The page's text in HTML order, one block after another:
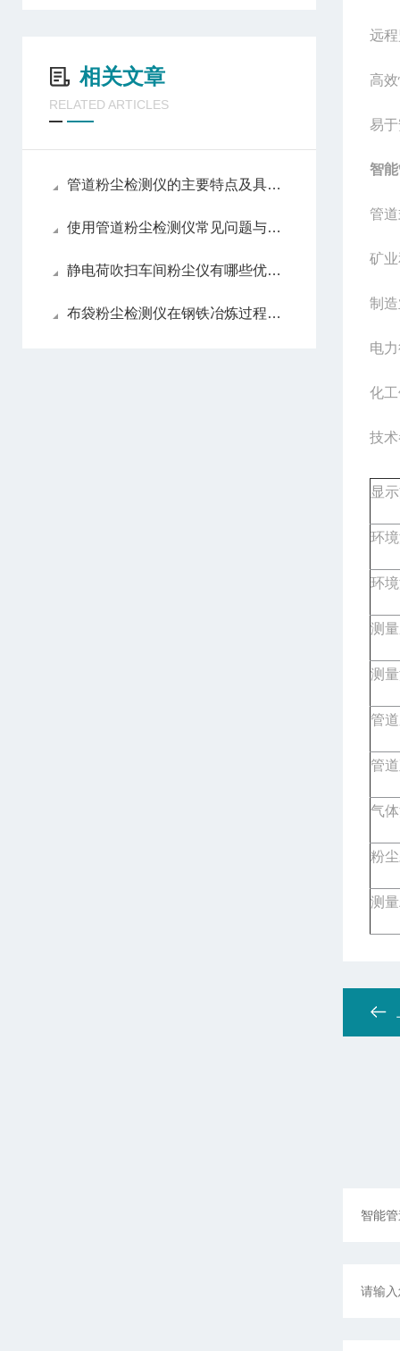
相关文章
RELATED ARTICLES
管道粉尘检测仪的主要特点及具体应用场景
使用管道粉尘检测仪常见问题与解决方案
静电荷吹扫车间粉尘仪有哪些优点？
布袋粉尘检测仪在钢铁冶炼过程中的作用
远
高
易
智
管
矿
制
电
化
技
显
环
环
测
测
管
管
气
粉
测